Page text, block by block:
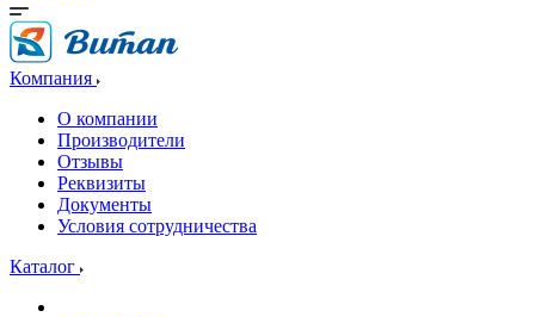
Компания
О компании
Производители
Отзывы
Реквизиты
Документы
Условия сотрудничества
Каталог